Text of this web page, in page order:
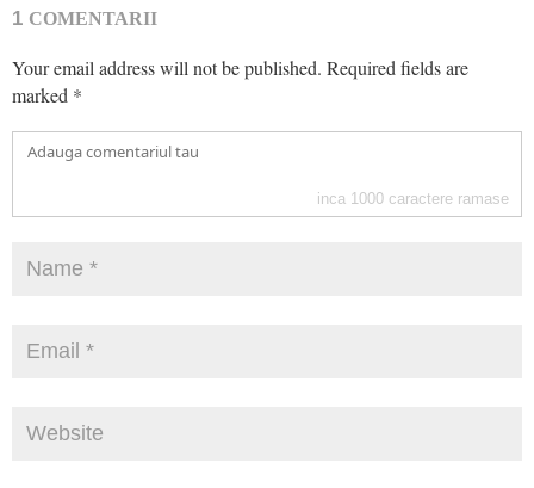
1 COMENTARII
Your email address will not be published. Required fields are
marked *
inca 1000 caractere ramase